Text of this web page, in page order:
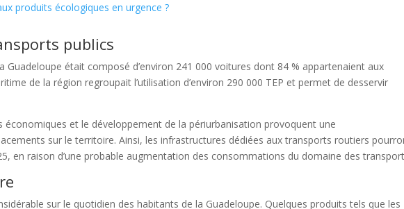
produits écologiques en urgence ?
publics
Guadeloupe était composé d’environ 241 000 voitures dont 84 % appartenaient aux
de la région regroupait l’utilisation d’environ 290 000 TEP et permet de desservir
économiques et le développement de la périurbanisation provoquent une
sur le territoire. Ainsi, les infrastructures dédiées aux transports routiers
en raison d’une probable augmentation des consommations du domaine des
sur le quotidien des habitants de la Guadeloupe. Quelques produits tels que les